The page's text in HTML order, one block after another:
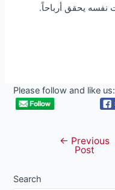
.يلبي احتياجات المستخدمين وفي الوقت نفسه يحقق أرباحاً
Please follow and like us:
navigation
← Previous
Post
Search